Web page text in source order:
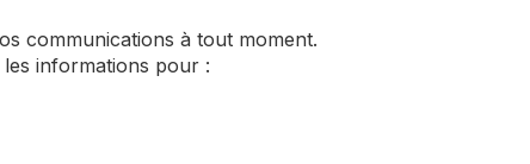
communications à tout moment.
informations pour :